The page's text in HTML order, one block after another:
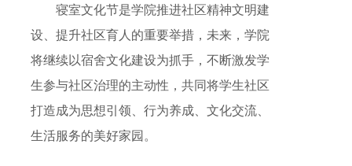
寝室文化节是学院推进社区精神文明建
设、提升社区育人的重要举措，未来，学院
将继续以宿舍文化建设为抓手，不断激发学
生参与社区治理的主动性，共同将学生社区
打造成为思想引领、行为养成、文化交流、
生活服务的美好家园。